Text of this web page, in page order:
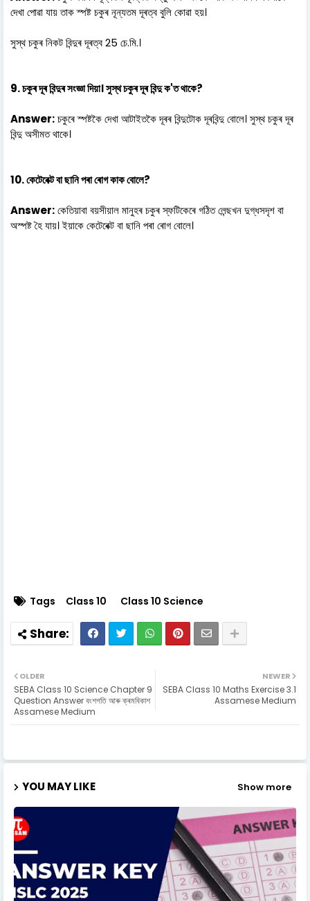
দেখা পোৱা যায় তাক স্পষ্ট চকুৰ নূন্যতম দূৰত্ব বুলি কোৱা হয়।
সুস্থ চকুৰ নিকট বিন্দুৰ দূৰত্ব 25 চে.মি.।
9. চকুৰ দূৰ বিন্দুৰ সংজ্ঞা দিয়া। সুস্থ চকুৰ দূৰ বিন্দু ক'ত থাকে?
Answer:চকুৰে স্পষ্টকৈ দেখা আটাইতকৈ দূৰৰ বিন্দুটোক দূৰবিন্দু বোলে। সুস্থ চকুৰ দূৰ
বিন্দু অসীমত থাকে।
10. কেটেৰেক্ট বা ছানি পৰা ৰোগ কাক বোলে?
Answer:কেতিয়াবা বয়সীয়াল মানুহৰ চকুৰ স্ফটিকেৰে গঠিত লেন্ছখন দুগ্ধসদৃশ বা
অস্পষ্ট হৈ যায়। ইয়াকে কেটেৰেক্ট বা ছানি পৰা ৰোগ বোলে।
Tags Class 10 Class 10 Science
NEWER
SEBA Class 10 Maths Exercise 3.1
Assamese Medium
OLDER
SEBA Class 10 Science Chapter 9
Question Answer বংশগতি আৰু ক্ৰমবিকাশ
Assamese Medium
YOU MAY LIKE Show more